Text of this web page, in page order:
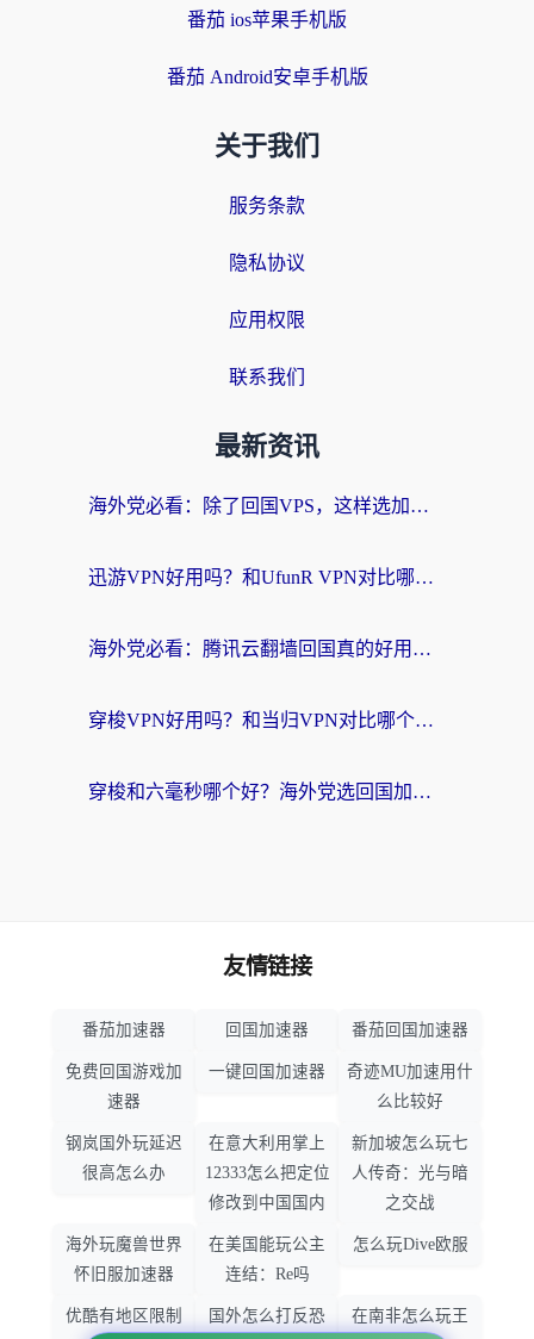
番茄 ios苹果手机版
番茄 Android安卓手机版
关于我们
服务条款
隐私协议
应用权限
联系我们
最新资讯
海外党必看：除了回国VPS，这样选加速器也能无缝刷国内资源？
迅游VPN好用吗？和UfunR VPN对比哪个回国效果更好？海外党亲测避坑指南
海外党必看：腾讯云翻墙回国真的好用吗？+ 3步选对回国加速器指南
穿梭VPN好用吗？和当归VPN对比哪个回国效果更好？海外党亲测实用指南
穿梭和六毫秒哪个好？海外党选回国加速器的避坑指南，附番茄加速器实测
友情链接
番茄加速器 回国加速器 番茄回国加速器
免费回国游戏加
速器
一键回国加速器
奇迹MU加速用什
么比较好
钢岚国外玩延迟
很高怎么办
在意大利用掌上
12333怎么把定位
修改到中国国内
新加坡怎么玩七
人传奇：光与暗
之交战
海外玩魔兽世界
怀旧服加速器
在美国能玩公主
连结：Re吗
怎么玩Dive欧服
优酷有地区限制
国外怎么打反恐
在南非怎么玩王